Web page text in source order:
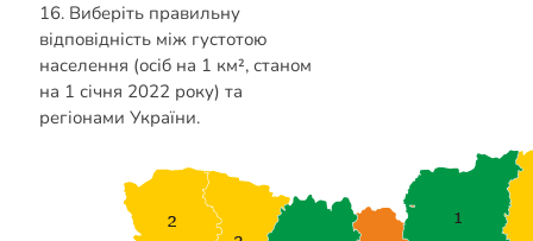
16. Виберіть правильну
відповідність між густотою
населення (осіб на 1 км², станом
на 1 січня 2022 року) та
регіонами України.